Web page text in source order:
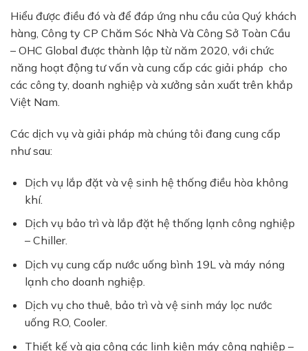
Hiểu được điều đó và để đáp ứng nhu cầu của Quý khách
hàng, Công ty CP Chăm Sóc Nhà Và Công Sở Toàn Cầu
– OHC Global được thành lập từ năm 2020, với chức
năng hoạt động tư vấn và cung cấp các giải pháp cho
các công ty, doanh nghiệp và xưởng sản xuất trên khắp
Việt Nam.
Các dịch vụ và giải pháp mà chúng tôi đang cung cấp
như sau:
Dịch vụ lắp đặt và vệ sinh hệ thống điều hòa không
khí.
Dịch vụ bảo trì và lắp đặt hệ thống lạnh công nghiệp
– Chiller.
Dịch vụ cung cấp nước uống bình 19L và máy nóng
lạnh cho doanh nghiệp.
Dịch vụ cho thuê, bảo trì và vệ sinh máy lọc nước
uống R.O, Cooler.
Thiết kế và gia công các linh kiện máy công nghiệp –